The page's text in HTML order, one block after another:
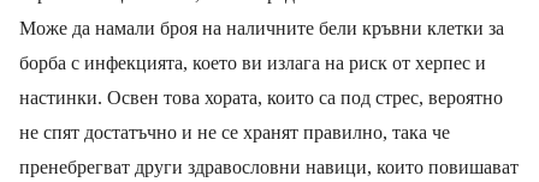
Може да намали броя на наличните бели кръвни клетки за
борба с инфекцията, което ви излага на риск от херпес и
настинки. Освен това хората, които са под стрес, вероятно
не спят достатъчно и не се хранят правилно, така че
пренебрегват други здравословни навици, които повишават